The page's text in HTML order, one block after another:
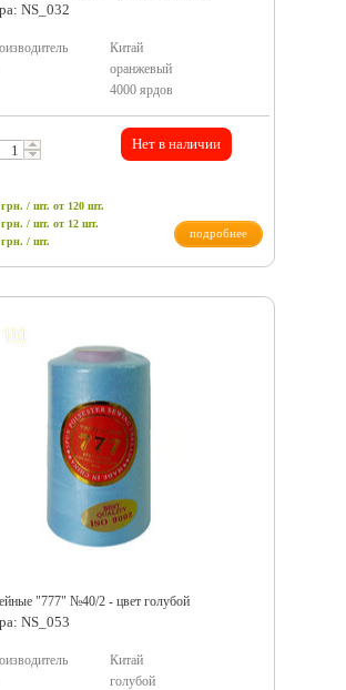
NS_032
Китай
оранжевый
4000 ярдов
Нет в наличии
грн. / шт. от 120 шт.
грн. / шт. от 12 шт.
грн. / шт.
подробнее
"777" №40/2 - цвет голубой
NS_053
Китай
голубой